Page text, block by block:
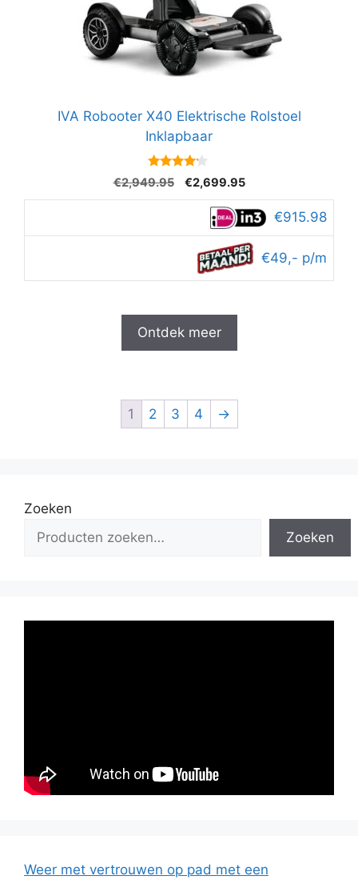
IVA Robooter X40 Elektrische Rolstoel
Inklapbaar
4
van 5
€2,949.95
Oorspronkelijke
prijs
€2,949.95.
€2,699.95Huidige
prijs
is:
€2,699.95.
€915.98
€49,- p/m
Ontdek meer
1 2 3 4 →
Zoeken
Zoeken
Weer met vertrouwen op pad met een